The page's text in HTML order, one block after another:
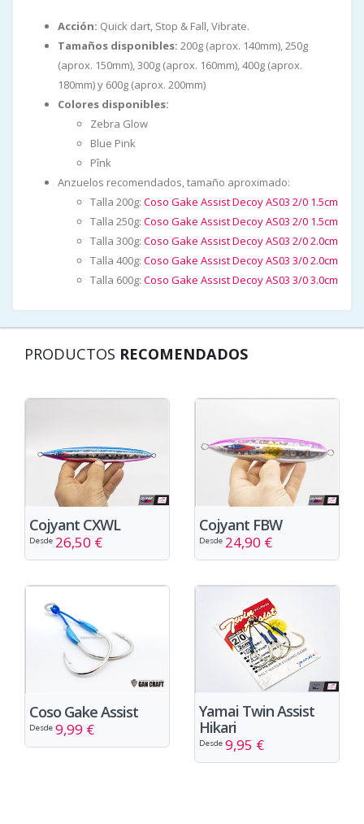
Acción: Quick dart, Stop & Fall, Vibrate.
Tamaños disponibles: 200g (aprox. 140mm), 250g
(aprox. 150mm), 300g (aprox. 160mm), 400g (aprox.
180mm) y 600g (aprox. 200mm)
Colores disponibles:
Zebra Glow
Blue Pink
Pînk
Anzuelos recomendados, tamaño aproximado:
Talla 200g: Coso Gake Assist Decoy AS03 2/0 1.5cm
Talla 250g: Coso Gake Assist Decoy AS03 2/0 1.5cm
Talla 300g: Coso Gake Assist Decoy AS03 2/0 2.0cm
Talla 400g: Coso Gake Assist Decoy AS03 3/0 2.0cm
Talla 600g: Coso Gake Assist Decoy AS03 3/0 3.0cm
PRODUCTOS RECOMENDADOS
Cojyant CXWL
Desde 26,50 €
Cojyant FBW
Desde 24,90 €
Coso Gake Assist
Desde 9,99 €
Yamai Twin Assist
Hikari
Desde 9,95 €